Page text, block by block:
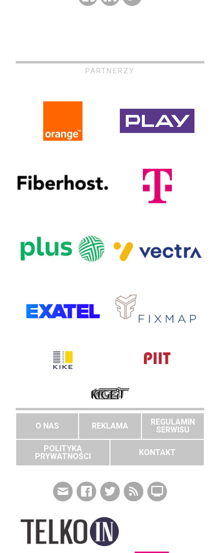
PARTNERZY
O NAS REKLAMA
REGULAMIN
SERWISU
POLITYKA
PRYWATNOŚCI
KONTAKT